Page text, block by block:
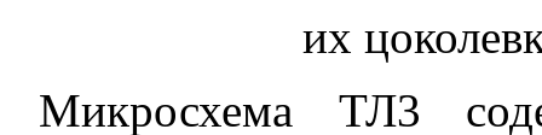
их
Микросхема ТЛ3